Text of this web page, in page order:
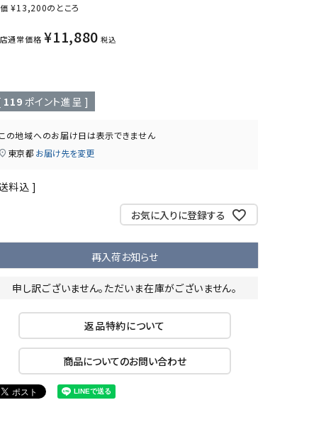
¥13,200のところ
通常価格 ¥11,880 税込
119 ポイント進呈 ]
この地域へのお届け日は表示できません
東京都 お届け先を変更
料込
お気に入りに登録する
再入荷お知らせ
申し訳ございません。ただいま在庫がございません。
返品特約について
商品についてのお問い合わせ